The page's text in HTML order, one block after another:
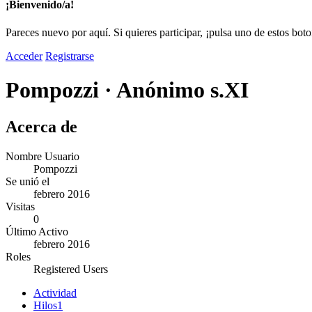
¡Bienvenido/a!
Pareces nuevo por aquí. Si quieres participar, ¡pulsa uno de estos
Acceder Registrarse
Pompozzi · Anónimo s.XI
Acerca de
Nombre Usuario
Pompozzi
Se unió el
febrero 2016
Visitas
0
Último Activo
febrero 2016
Roles
Registered Users
Actividad
Hilos1